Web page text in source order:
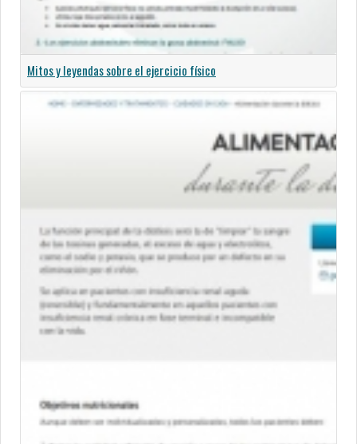
Mitos y leyendas sobre el ejercicio físico